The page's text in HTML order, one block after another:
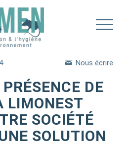
Nous écrire
DE
LIMONEST
SOCIÉTÉ
SOLUTION